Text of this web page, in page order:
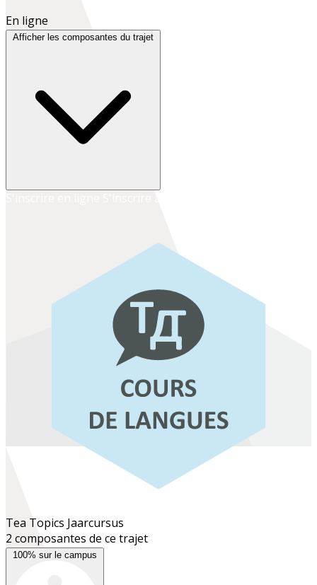
En ligne
Afficher les composantes du trajet
Tea Topics Jaarcursus
2 composantes de ce trajet
100% sur le campus